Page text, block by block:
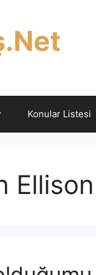
Konular Listesi
Ellison